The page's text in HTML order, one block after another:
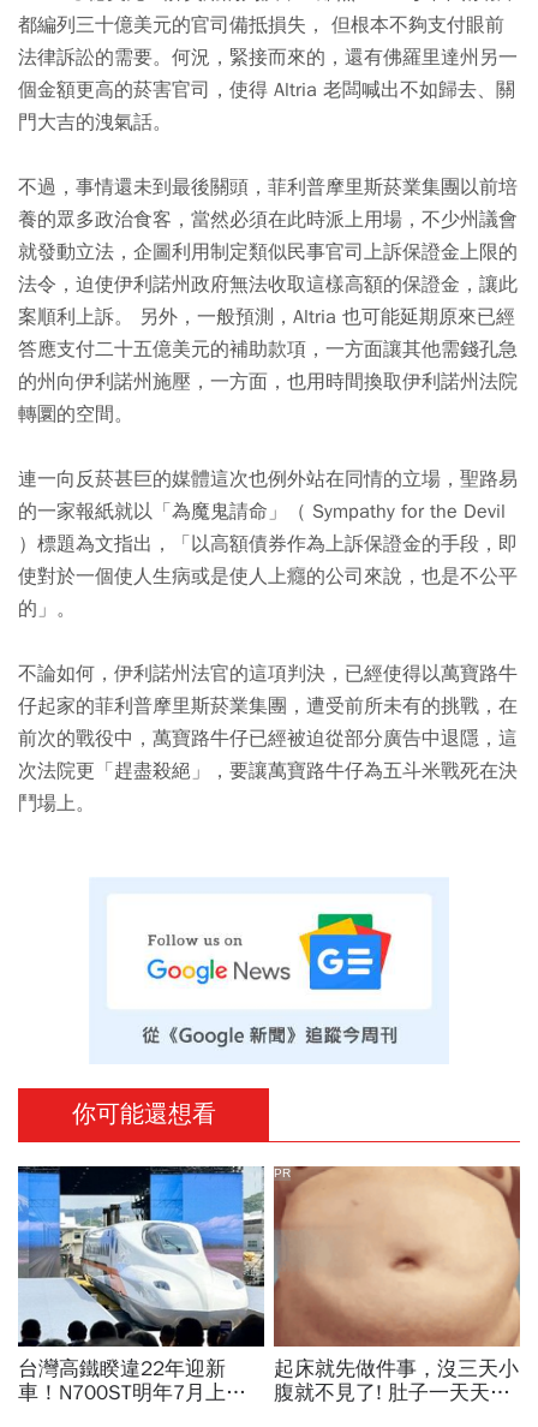
都編列三十億美元的官司備抵損失， 但根本不夠支付眼前
法律訴訟的需要。何況，緊接而來的，還有佛羅里達州另一
個金額更高的菸害官司，使得 Altria 老闆喊出不如歸去、關
門大吉的洩氣話。
不過，事情還未到最後關頭，菲利普摩里斯菸業集團以前培
養的眾多政治食客，當然必須在此時派上用場，不少州議會
就發動立法，企圖利用制定類似民事官司上訴保證金上限的
法令，迫使伊利諾州政府無法收取這樣高額的保證金，讓此
案順利上訴。 另外，一般預測，Altria 也可能延期原來已經
答應支付二十五億美元的補助款項，一方面讓其他需錢孔急
的州向伊利諾州施壓，一方面，也用時間換取伊利諾州法院
轉圜的空間。
連一向反菸甚巨的媒體這次也例外站在同情的立場，聖路易
的一家報紙就以「為魔鬼請命」（ Sympathy for the Devil
）標題為文指出，「以高額債券作為上訴保證金的手段，即
使對於一個使人生病或是使人上癮的公司來說，也是不公平
的」。
不論如何，伊利諾州法官的這項判決，已經使得以萬寶路牛
仔起家的菲利普摩里斯菸業集團，遭受前所未有的挑戰，在
前次的戰役中，萬寶路牛仔已經被迫從部分廣告中退隱，這
次法院更「趕盡殺絕」，要讓萬寶路牛仔為五斗米戰死在決
鬥場上。
你可能還想看
台灣高鐵睽違22年迎新
車！N700ST明年7月上
起床就先做件事，沒三天小
腹就不見了! 肚子一天天變
PR